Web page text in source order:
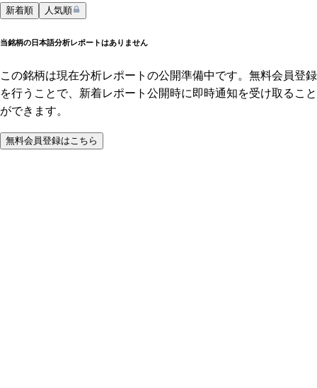
新着順 人気順
当銘柄の日本語分析レポートはありません
この銘柄は現在分析レポートの公開準備中です。無料会員登録
を行うことで、新着レポート公開時に即時通知を受け取ること
ができます。
無料会員登録はこちら